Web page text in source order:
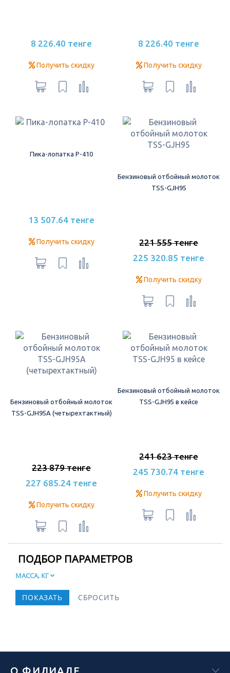
8 226.40 тенге
Получить скидку
8 226.40 тенге
Получить скидку
Пика-лопатка P-410
13 507.64 тенге
Получить скидку
Бензиновый отбойный молоток
TSS-GJH95
221 555 тенге
225 320.85 тенге
Получить скидку
Бензиновый отбойный молоток
TSS-GJH95A (четырехтактный)
223 879 тенге
227 685.24 тенге
Получить скидку
Бензиновый отбойный молоток
TSS-GJH95 в кейсе
241 623 тенге
245 730.74 тенге
Получить скидку
ПОДБОР ПАРАМЕТРОВ
МАССА, КГ